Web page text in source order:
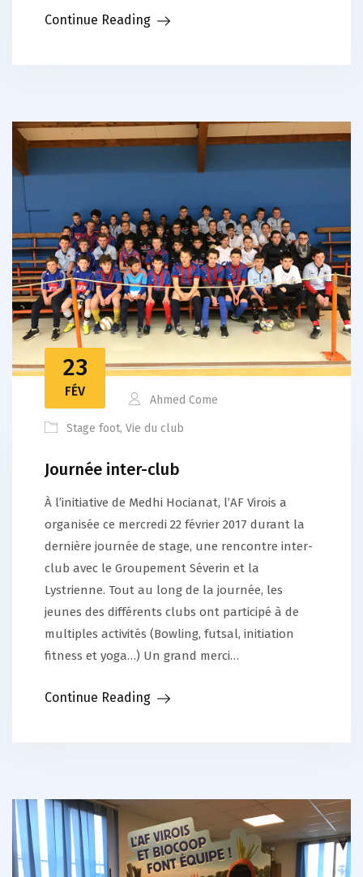
Continue Reading
23
FÉV
Ahmed Come
Stage foot, Vie du club
Journée inter-club
À l’initiative de Medhi Hocianat, l’AF Virois a
organisée ce mercredi 22 février 2017 durant la
dernière journée de stage, une rencontre inter-
club avec le Groupement Séverin et la
Lystrienne. Tout au long de la journée, les
jeunes des différents clubs ont participé à de
multiples activités (Bowling, futsal, initiation
fitness et yoga…) Un grand merci…
Continue Reading